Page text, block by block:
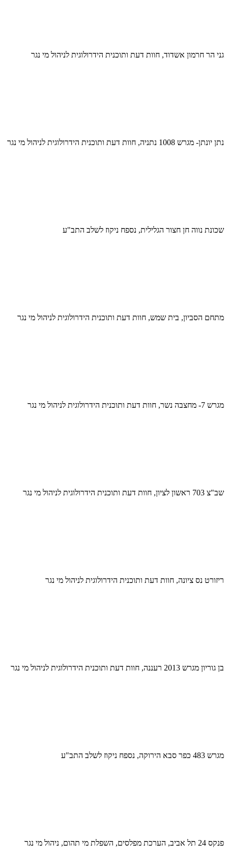
גני הר חרמון אשדוד, חוות דעת ותוכנית הידרולוגית לניהול מי נגר
נתן יונתן- מגרש 1008 נתניה, חוות דעת ותוכנית הידרולוגית לניהול מי נגר
שכונת נווה חן חצור הגלילית, נספח ניקוז לשלב התב"ע
מתחם הסביון, בית שמש, חוות דעת ותוכנית הידרולוגית לניהול מי נגר
מגרש 7- מחצבה נשר, חוות דעת ותוכנית הידרולוגית לניהול מי נגר
שב"צ 703 ראשון לציון, חוות דעת ותוכנית הידרולוגית לניהול מי נגר
ריזורט נס ציונה, חוות דעת ותוכנית הידרולוגית לניהול מי נגר
בן גוריון מגרש 2013 רעננה, חוות דעת ותוכנית הידרולוגית לניהול מי נגר
מגרש 483 כפר סבא הירוקה, נספח ניקוז לשלב התב"ע
פנקס 24 תל אביב, הערכת מפלסים, השפלת מי תהום, ניהול מי נגר